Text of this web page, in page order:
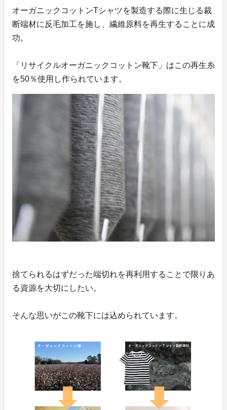
オーガニックコットンTシャツを製造する際に生じる裁
断端材に反毛加工を施し、繊維原料を再生することに成
功。
「リサイクルオーガニックコットン靴下」はこの再生糸
を50％使用し作られています。
捨てられるはずだった端切れを再利用することで限りあ
る資源を大切にしたい。
そんな思いがこの靴下には込められています。